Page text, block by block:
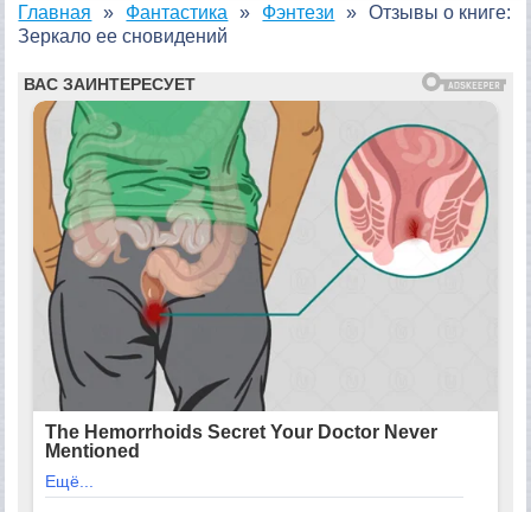
Главная Фантастика Фэнтези
Отзывы о книге:
Зеркало ее сновидений